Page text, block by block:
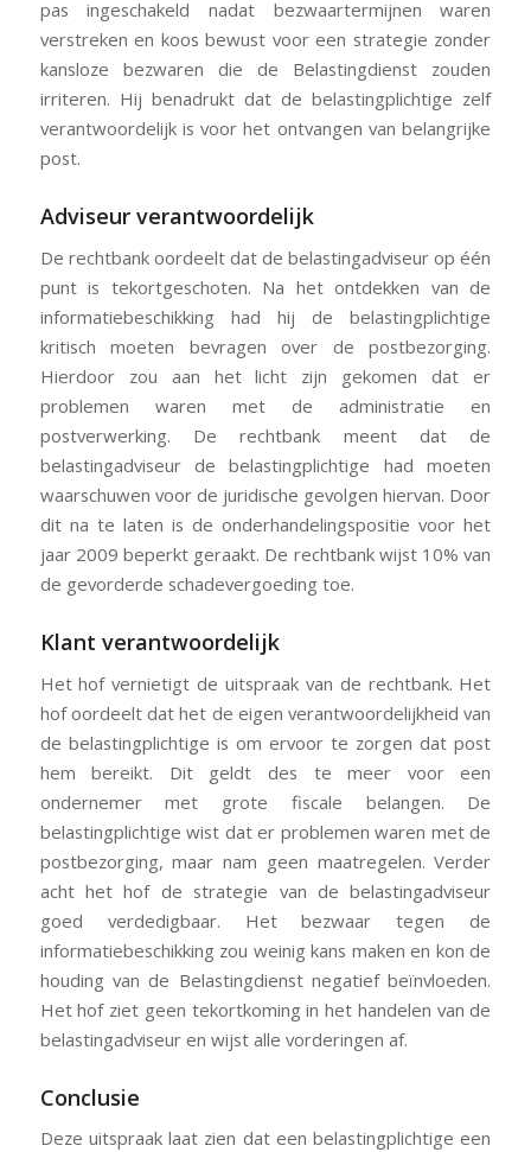
pas ingeschakeld nadat bezwaartermijnen waren
verstreken en koos bewust voor een strategie zonder
kansloze bezwaren die de Belastingdienst zouden
irriteren. Hij benadrukt dat de belastingplichtige zelf
verantwoordelijk is voor het ontvangen van belangrijke
post.
Adviseur verantwoordelijk
De rechtbank oordeelt dat de belastingadviseur op één
punt is tekortgeschoten. Na het ontdekken van de
informatiebeschikking had hij de belastingplichtige
kritisch moeten bevragen over de postbezorging.
Hierdoor zou aan het licht zijn gekomen dat er
problemen waren met de administratie en
postverwerking. De rechtbank meent dat de
belastingadviseur de belastingplichtige had moeten
waarschuwen voor de juridische gevolgen hiervan. Door
dit na te laten is de onderhandelingspositie voor het
jaar 2009 beperkt geraakt. De rechtbank wijst 10% van
de gevorderde schadevergoeding toe.
Klant verantwoordelijk
Het hof vernietigt de uitspraak van de rechtbank. Het
hof oordeelt dat het de eigen verantwoordelijkheid van
de belastingplichtige is om ervoor te zorgen dat post
hem bereikt. Dit geldt des te meer voor een
ondernemer met grote fiscale belangen. De
belastingplichtige wist dat er problemen waren met de
postbezorging, maar nam geen maatregelen. Verder
acht het hof de strategie van de belastingadviseur
goed verdedigbaar. Het bezwaar tegen de
informatiebeschikking zou weinig kans maken en kon de
houding van de Belastingdienst negatief beïnvloeden.
Het hof ziet geen tekortkoming in het handelen van de
belastingadviseur en wijst alle vorderingen af.
Conclusie
Deze uitspraak laat zien dat een belastingplichtige een